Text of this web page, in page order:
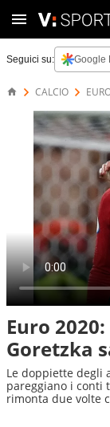
Seguici su: Google
CALCIO
Euro
Goretzka
Le doppiette degli
pareggiano i conti
rimonta due volte